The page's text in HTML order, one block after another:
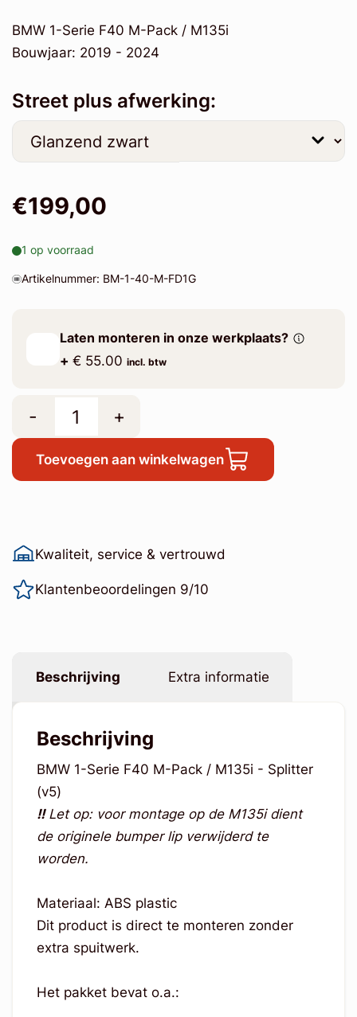
BMW 1-Serie F40 M-Pack / M135i
Bouwjaar: 2019 - 2024
Street plus afwerking:
€199,00
1 op voorraad
Artikelnummer: BM-1-40-M-FD1G
Laten monteren in onze werkplaats?
+ € 55.00 incl. btw
- +
Toevoegen aan winkelwagen
Kwaliteit, service & vertrouwd
Klantenbeoordelingen 9/10
Beschrijving Extra informatie
Beschrijving
BMW 1-Serie F40 M-Pack / M135i - Splitter
(v5)
!!Let op: voor montage op de M135i dient
de originele bumper lip verwijderd te
worden.
Materiaal: ABS plastic
Dit product is direct te monteren zonder
extra spuitwerk.
Het pakket bevat o.a.: